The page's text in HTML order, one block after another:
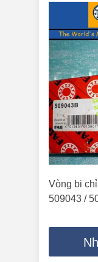
Vòng bi
509043 /